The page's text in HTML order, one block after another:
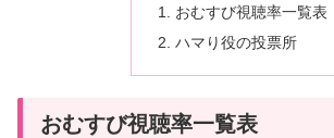
おむすび視聴率一覧表
ハマり役の投票所
おむすび視聴率一覧表